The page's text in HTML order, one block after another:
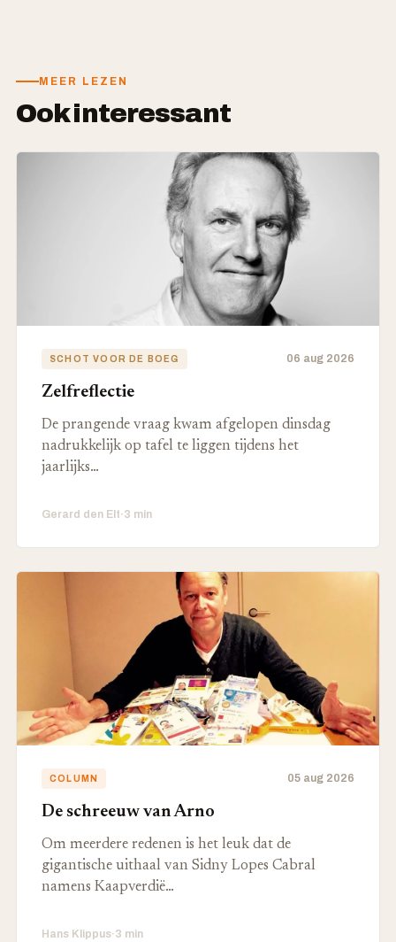
MEER LEZEN
Ook interessant
SCHOT VOOR DE BOEG 06 aug 2026
Zelfreflectie
De prangende vraag kwam afgelopen dinsdag
nadrukkelijk op tafel te liggen tijdens het
jaarlijks…
Gerard den Elt·3 min
COLUMN 05 aug 2026
De schreeuw van Arno
Om meerdere redenen is het leuk dat de
gigantische uithaal van Sidny Lopes Cabral
namens Kaapverdië…
Hans Klippus·3 min